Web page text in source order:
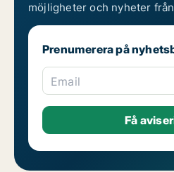
möjligheter och nyheter
Prenumerera på
Email